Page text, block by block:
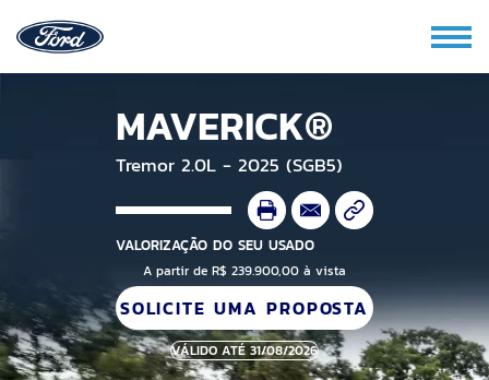
MAVERICK®
Tremor 2.0L - 2025 (SGB5)
VALORIZAÇÃO DO SEU USADO
A partir de R$ 239.900,00 à vista
SOLICITE UMA PROPOSTA
VÁLIDO ATÉ 31/08/2026